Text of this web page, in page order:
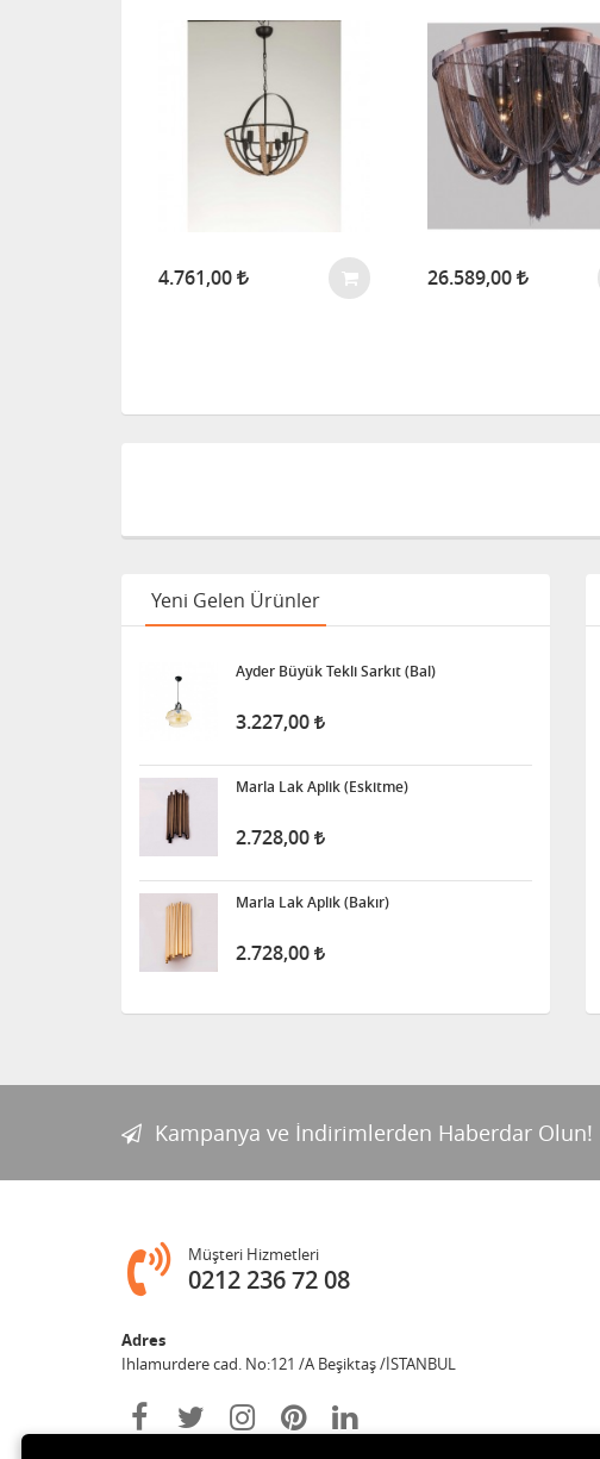
4.761,00 26.589,00
Yeni Gelen Ürünler
Ayder Büyük Tekli Sarkıt (Bal)
3.227,00
Marla Lak Aplik (Eskitme)
2.728,00
Marla Lak Aplik (Bakır)
2.728,00
Kampanya ve İndirimlerden Haberdar Olun!
Müşteri Hizmetleri
0212 236 72 08
Adres
Ihlamurdere cad. No:121 /A Beşiktaş /İSTANBUL